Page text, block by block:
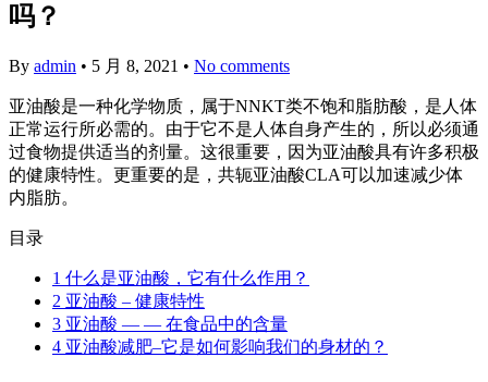
吗？
By admin • 5 月 8, 2021 • No comments
亚油酸是一种化学物质，属于NNKT类不饱和脂肪酸，是人体
正常运行所必需的。由于它不是人体自身产生的，所以必须通
过食物提供适当的剂量。这很重要，因为亚油酸具有许多积极
的健康特性。更重要的是，共轭亚油酸CLA可以加速减少体
内脂肪。
目录
1 什么是亚油酸，它有什么作用？
2 亚油酸 – 健康特性
3 亚油酸 — — 在食品中的含量
4 亚油酸减肥–它是如何影响我们的身材的？